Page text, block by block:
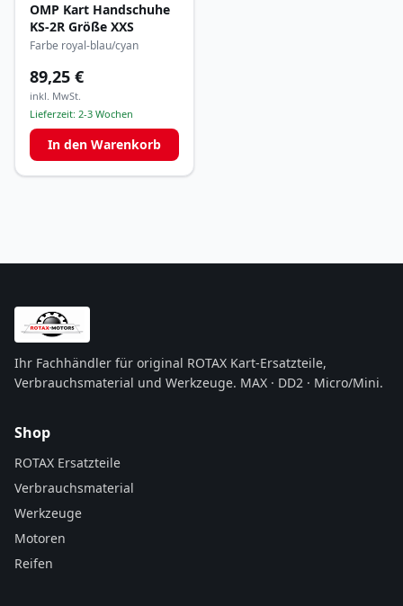
OMP Kart Handschuhe
KS-2R Größe XXS
Farbe royal-blau/cyan
89,25 €
inkl. MwSt.
Lieferzeit: 2-3 Wochen
In den Warenkorb
Ihr Fachhändler für original ROTAX Kart-Ersatzteile,
Verbrauchsmaterial und Werkzeuge. MAX · DD2 · Micro/Mini.
Shop
ROTAX Ersatzteile
Verbrauchsmaterial
Werkzeuge
Motoren
Reifen